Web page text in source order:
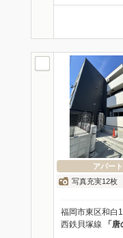
アパート
写真充実12枚
福岡市東区和白
西鉄貝塚線 「